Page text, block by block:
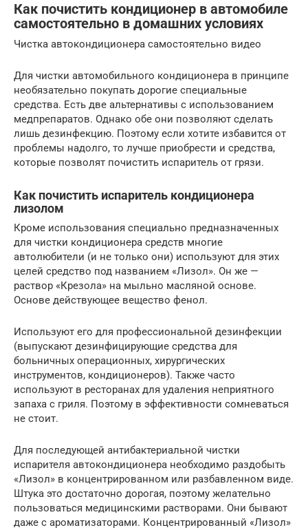
Как почистить кондиционер в автомобиле
самостоятельно в домашних условиях
Чистка автокондиционера самостоятельно видео
Для чистки автомобильного кондиционера в принципе
необязательно покупать дорогие специальные
средства. Есть две альтернативы с использованием
медпрепаратов. Однако обе они позволяют сделать
лишь дезинфекцию. Поэтому если хотите избавится от
проблемы надолго, то лучше приобрести и средства,
которые позволят почистить испаритель от грязи.
Как почистить испаритель кондиционера
лизолом
Кроме использования специально предназначенных
для чистки кондиционера средств многие
автолюбители (и не только они) используют для этих
целей средство под названием «Лизол». Он же —
раствор «Крезола» на мыльно масляной основе.
Основе действующее вещество фенол.
Используют его для профессиональной дезинфекции
(выпускают дезинфицирующие средства для
больничных операционных, хирургических
инструментов, кондиционеров). Также часто
используют в ресторанах для удаления неприятного
запаха с гриля. Поэтому в эффективности сомневаться
не стоит.
Для последующей антибактериальной чистки
испарителя автокондиционера необходимо раздобыть
«Лизол» в концентрированном или разбавленном виде.
Штука это достаточно дорогая, поэтому желательно
пользоваться медицинскими растворами. Они бывают
даже с ароматизаторами. Концентрированный «Лизол»